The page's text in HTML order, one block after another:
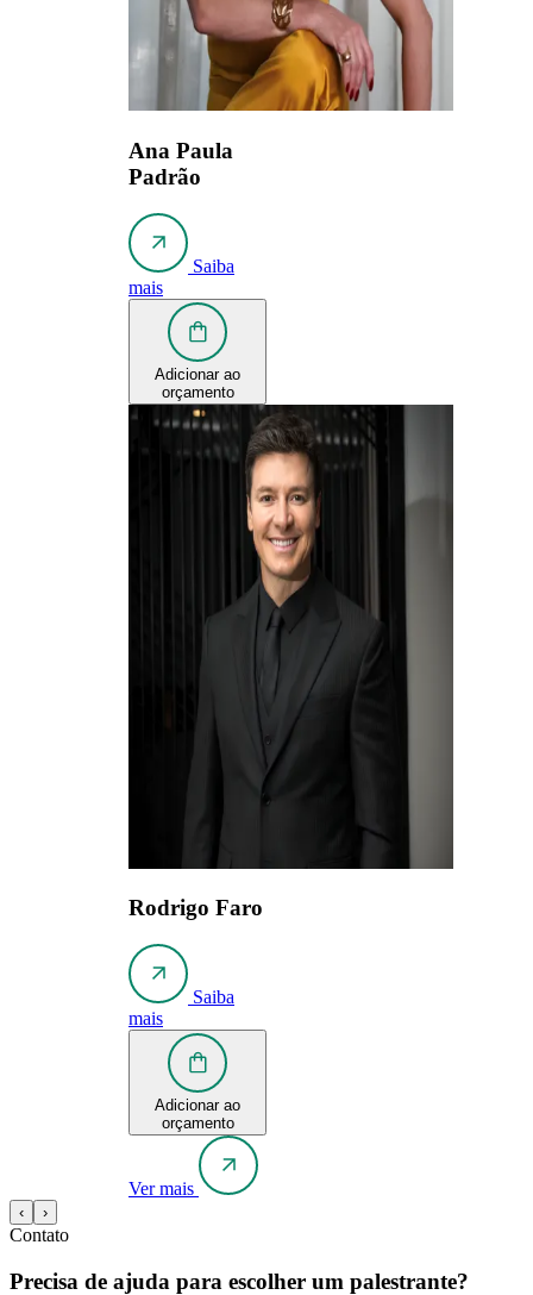
Ana Paula
Padrão
Saiba
mais
Adicionar ao
orçamento
Rodrigo Faro
Saiba
mais
Adicionar ao
orçamento
Ver mais
‹ ›
Contato
Precisa de ajuda para escolher um palestrante?